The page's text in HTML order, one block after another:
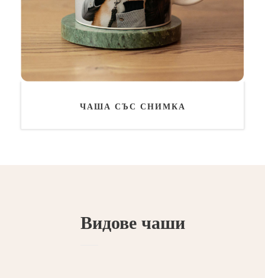
ЧАША СЪС СНИМКА
Видове чаши